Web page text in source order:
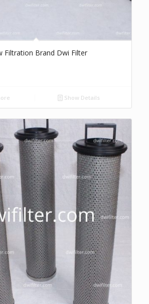
Filtration Brand Dwi Filter
Show Details